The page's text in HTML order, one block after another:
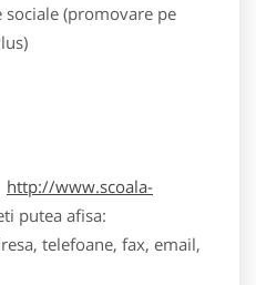
sociale (promovare pe
http://www.scoala-
putea afisa:
telefoane, fax, email,